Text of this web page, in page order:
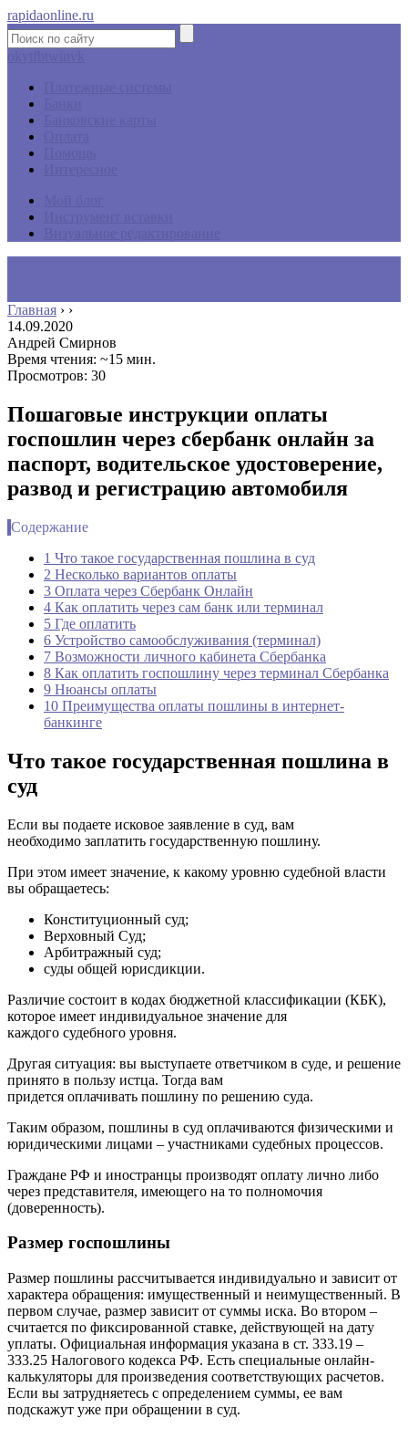
rapidaonline.ru
Главная › ›
14.09.2020
Андрей Смирнов
Время чтения: ~15 мин.
Просмотров: 30
Пошаговые инструкции оплаты
госпошлин через сбербанк онлайн за
паспорт, водительское удостоверение,
развод и регистрацию автомобиля
Содержание
1 Что такое государственная пошлина в суд
2 Несколько вариантов оплаты
3 Оплата через Сбербанк Онлайн
4 Как оплатить через сам банк или терминал
5 Где оплатить
6 Устройство самообслуживания (терминал)
7 Возможности личного кабинета Сбербанка
8 Как оплатить госпошлину через терминал Сбербанка
9 Нюансы оплаты
10 Преимущества оплаты пошлины в интернет-
банкинге
Что такое государственная пошлина в
суд
Если вы подаете исковое заявление в суд, вам
необходимо заплатить государственную пошлину.
При этом имеет значение, к какому уровню судебной власти
вы обращаетесь:
Конституционный суд;
Верховный Суд;
Арбитражный суд;
суды общей юрисдикции.
Различие состоит в кодах бюджетной классификации (КБК),
которое имеет индивидуальное значение для
каждого судебного уровня.
Другая ситуация: вы выступаете ответчиком в суде, и решение
принято в пользу истца. Тогда вам
придется оплачивать пошлину по решению суда.
Таким образом, пошлины в суд оплачиваются физическими и
юридическими лицами – участниками судебных процессов.
Граждане РФ и иностранцы производят оплату лично либо
через представителя, имеющего на то полномочия
(доверенность).
Размер госпошлины
Размер пошлины рассчитывается индивидуально и зависит от
характера обращения: имущественный и неимущественный. В
первом случае, размер зависит от суммы иска. Во втором –
считается по фиксированной ставке, действующей на дату
уплаты. Официальная информация указана в ст. 333.19 –
333.25 Налогового кодекса РФ. Есть специальные онлайн-
калькуляторы для произведения соответствующих расчетов.
Если вы затрудняетесь с определением суммы, ее вам
подскажут уже при обращении в суд.